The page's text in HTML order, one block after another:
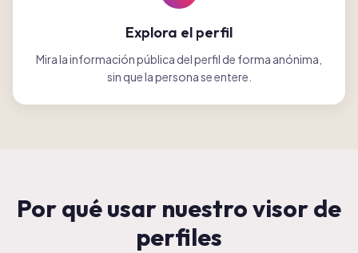
Explora el perfil
Mira la información pública del perfil de forma anónima,
sin que la persona se entere.
Por qué usar nuestro visor de
perfiles